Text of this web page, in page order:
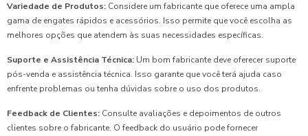
Variedade de Produtos: Considere um fabricante que oferece uma ampla
gama de engates rápidos e acessórios. Isso permite que você escolha as
melhores opções que atendem às suas necessidades específicas.
Suporte e Assistência Técnica: Um bom fabricante deve oferecer suporte
pós-venda e assistência técnica. Isso garante que você terá ajuda caso
enfrente problemas ou tenha dúvidas sobre o uso dos produtos.
Feedback de Clientes: Consulte avaliações e depoimentos de outros
clientes sobre o fabricante. O feedback do usuário pode fornecer